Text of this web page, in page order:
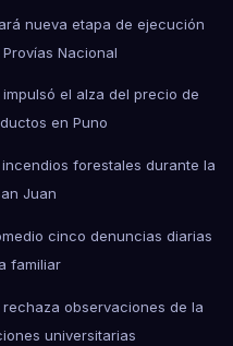
nueva etapa de ejecución
Nacional
el alza del precio de
en Puno
forestales durante la
Juan
cinco denuncias diarias
familiar
observaciones de la
universitarias